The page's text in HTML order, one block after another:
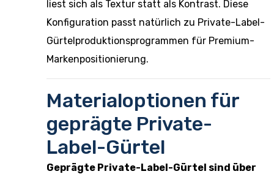
liest sich als Textur statt als Kontrast. Diese
Konfiguration passt natürlich zu Private-Label-
Gürtelproduktionsprogrammen für Premium-
Markenpositionierung.
Materialoptionen für
geprägte Private-
Label-Gürtel
Geprägte Private-Label-Gürtel sind über